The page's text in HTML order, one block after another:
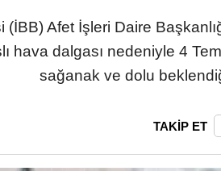
Afet İşleri Daire
hava dalgası nedeniyle 4
sağanak ve dolu
TAKİP ET